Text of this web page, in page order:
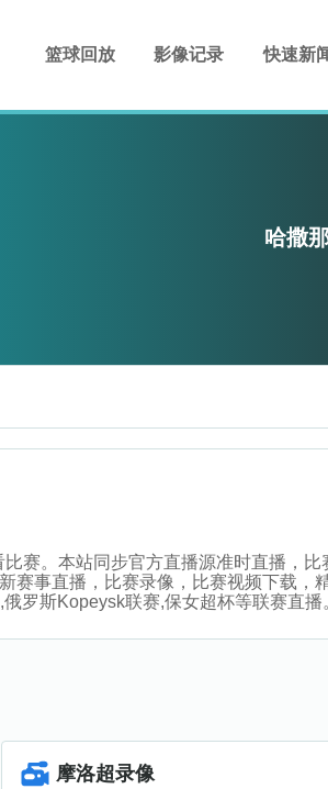
篮球回放 影像记录 快速新
哈撒
赛。本站同步官方直播源准时直播，比
赛事直播，比赛录像，比赛视频下载，
罗斯Kopeysk联赛,保女超杯等联赛直播
摩洛超录像